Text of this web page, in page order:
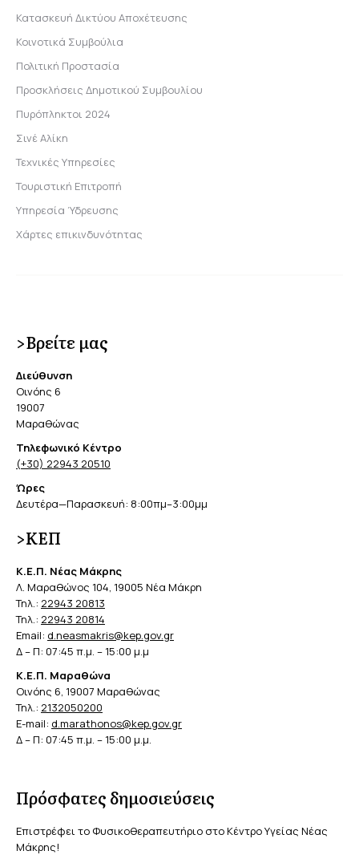
Κατασκευή Δικτύου Αποχέτευσης
Κοινοτικά Συμβούλια
Πολιτική Προστασία
Προσκλήσεις Δημοτικού Συμβουλίου
Πυρόπληκτοι 2024
Σινέ Αλίκη
Τεχνικές Υπηρεσίες
Τουριστική Επιτροπή
Υπηρεσία Ύδρευσης
Χάρτες επικινδυνότητας
>Βρείτε μας
Διεύθυνση
Οινόης 6
19007
Μαραθώνας
Τηλεφωνικό Κέντρο
(+30) 22943 20510
Ώρες
Δευτέρα—Παρασκευή: 8:00πμ–3:00μμ
>ΚΕΠ
Κ.Ε.Π. Νέας Μάκρης
Λ. Μαραθώνος 104, 19005 Νέα Μάκρη
Τηλ.: 22943 20813
Τηλ.: 22943 20814
Email: d.neasmakris@kep.gov.gr
Δ – Π: 07:45 π.μ. – 15:00 μ.μ
Κ.Ε.Π. Μαραθώνα
Οινόης 6, 19007 Μαραθώνας
Τηλ.: 2132050200
E-mail: d.marathonos@kep.gov.gr
Δ – Π: 07:45 π.μ. – 15:00 μ.μ.
Πρόσφατες δημοσιεύσεις
Επιστρέφει το Φυσικοθεραπευτήριο στο Κέντρο Υγείας Νέας
Μάκρης!